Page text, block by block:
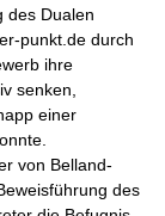
des Dualen
punkt.de durch
ihre
senken,
einer
von Belland-
des